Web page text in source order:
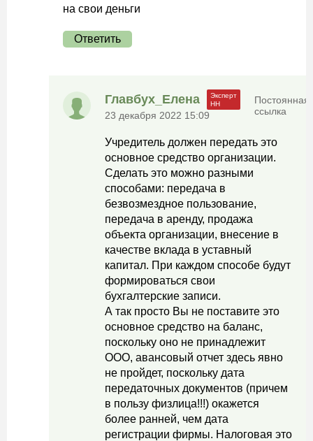
на свои деньги
Ответить
Главбух_Елена
23 декабря 2022 15:09
Постоянная
ссылка
Учредитель должен передать это
основное средство организации.
Сделать это можно разными
способами: передача в
безвозмездное пользование,
передача в аренду, продажа
объекта организации, внесение в
качестве вклада в уставный
капитал. При каждом способе будут
формироваться свои
бухгалтерские записи.
А так просто Вы не поставите это
основное средство на баланс,
поскольку оно не принадлежит
ООО, авансовый отчет здесь явно
не пройдет, поскольку дата
передаточных документов (причем
в пользу физлица!!!) окажется
более ранней, чем дата
регистрации фирмы. Налоговая это